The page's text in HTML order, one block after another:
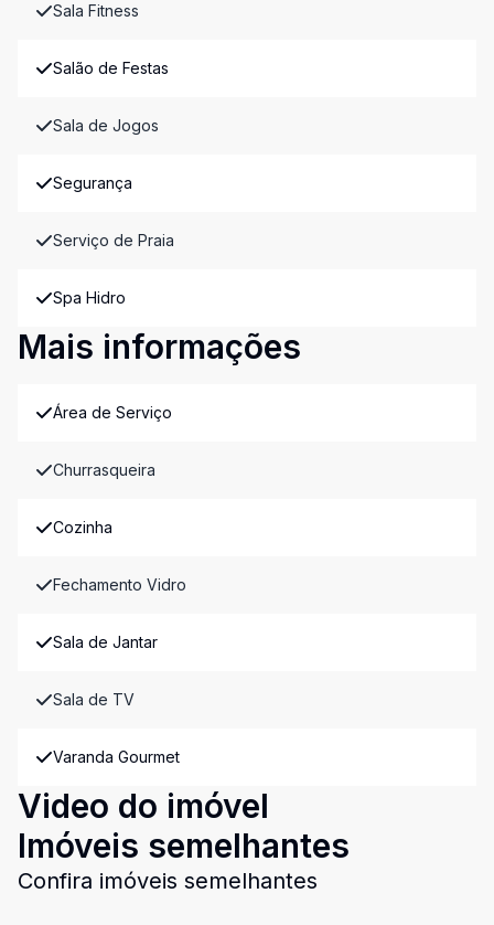
Sala Fitness
Salão de Festas
Sala de Jogos
Segurança
Serviço de Praia
Spa Hidro
Mais informações
Área de Serviço
Churrasqueira
Cozinha
Fechamento Vidro
Sala de Jantar
Sala de TV
Varanda Gourmet
Video do imóvel
Imóveis semelhantes
Confira imóveis semelhantes